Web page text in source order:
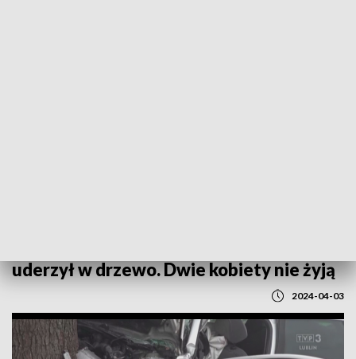
uderzył w drzewo. Dwie kobiety nie żyją
2024-04-03